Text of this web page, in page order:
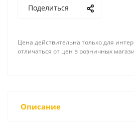
Поделиться
Цена действительна только для
отличаться от цен в розничных
Описание